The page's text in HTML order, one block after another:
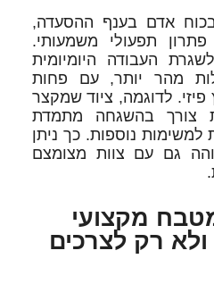
אדם בענף ההסעדה,
פתרון תפעולי משמעותי.
העבודה היומיומית
מהר יותר, עם פחות
לדוגמה, ציוד שמקצר
צורך בהשגחה מתמדת
נוספות. כך ניתן
גם עם צוות מצומצם
מקצועי
ולא רק לצרכים